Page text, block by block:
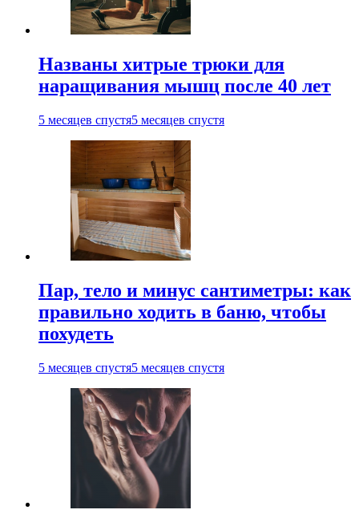
Названы хитрые трюки для
наращивания мышц после 40 лет
5 месяцев спустя5 месяцев спустя
Пар, тело и минус сантиметры: как
правильно ходить в баню, чтобы
похудеть
5 месяцев спустя5 месяцев спустя